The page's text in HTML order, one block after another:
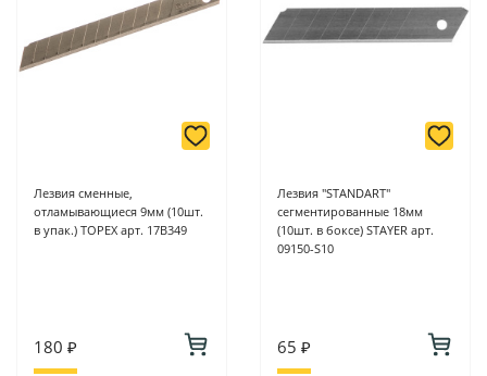
Лезвия сменные,
отламывающиеся 9мм (10шт.
в упак.) ТОРЕХ арт. 17В349
180 ₽
Лезвия "STANDART"
сегментированные 18мм
(10шт. в боксе) STAYER арт.
09150-S10
65 ₽